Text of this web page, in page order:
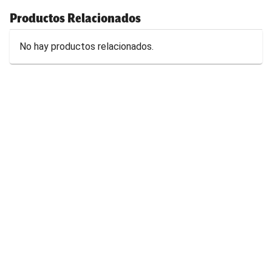
Productos Relacionados
No hay productos relacionados.